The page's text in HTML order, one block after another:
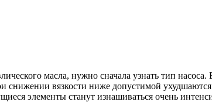
масла, нужно сначала узнать тип
вязкости ниже допустимой
элементы станут изнашиваться очень